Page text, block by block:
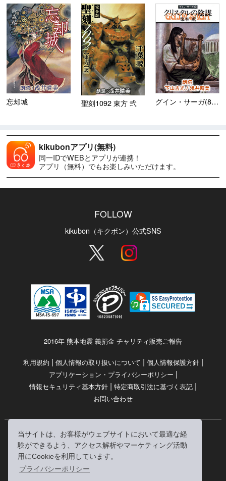
当サイトは、お客様がウェブサイトにおいて最適な経
験ができるよう、アクセス解析やマーケティング活動
用にCookieを利用しています。
プライバシーポリシー
忘却城 聖刻1092 東方 弐 グイン・サーガ(8) クリス...
kikubonアプリ(無料)
同一IDでWEBとアプリが連携！
アプリ（無料）でもお楽しみいただけます。
FOLLOW
kikubon（キクボン）公式SNS
2016年 熊本地震 義捐金 チャリティ販売ご報告
利用規約 | 個人情報の取り扱いについて | 個人情報保護方針|
アプリケーション・プライバシーポリシー |
情報セキュリティ基本方針 | 特定商取引法に基づく表記 |
お問い合わせ
© RRJ Inc.
（kikubon/キクボン/きく本/きくほん/キクホン）は
株式会社RRJの登録商標です。